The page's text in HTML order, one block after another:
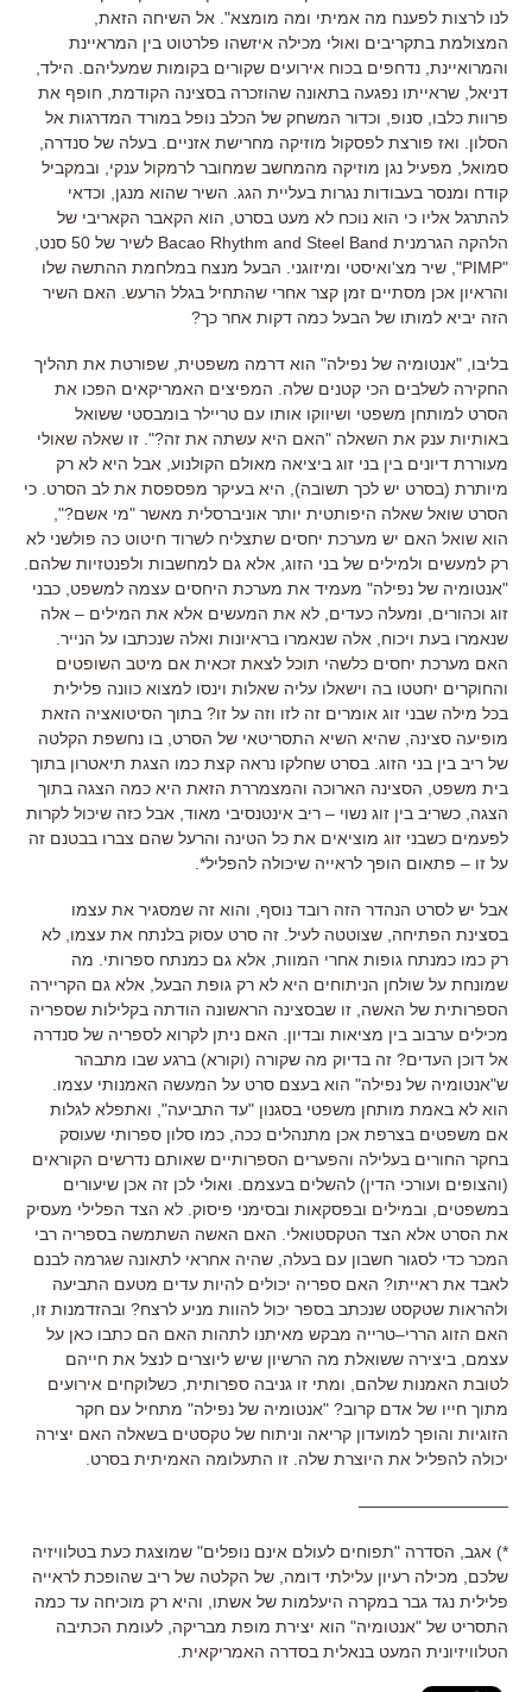
לנו לרצות לפענח מה אמיתי ומה מומצא". אל השיחה הזאת
המצולמת בתקריבים ואולי מכילה איזשהו פלרטוט בין המראיינת
והמרואיינת נדחפים בכוח אירועים שקורים בקומות שמעליהם הילד
דניאל שראייתו נפגעה בתאונה שהוזכרה בסצינה הקודמת חופף את
פרוות כלבו סנופ
וכדור המשחק של הכלב נופל במורד המדרגות אל
הסלון
ואז פורצת לפסקול מוזיקה מחרישת אזניים בעלה של סנדרה
סמואל מפעיל נגן מוזיקה מהמחשב שמחובר לרמקול ענקי
ובמקביל
קודח ומנסר בעבודות נגרות בעליית הגג השיר שהוא מנגן
וכדאי
להתרגל אליו כי הוא נוכח לא מעט בסרט
הוא הקאבר הקאריבי של
הלהקה הגרמנית Bacao Rhythm and Steel Band לשיר של 50 סנט
"PIMP",
שיר מצ'ואיסטי ומיזוגני
הבעל מנצח במלחמת ההתשה שלו
והראיון אכן מסתיים זמן קצר אחרי שהתחיל בגלל הרעש האם השיר
הזה יביא למותו של הבעל כמה דקות אחר כך?
בליבו , "אנטומיה של נפילה" הוא דרמה משפטית שפורטת את תהליך
החקירה לשלבים הכי קטנים שלה
המפיצים האמריקאים הפכו את
הסרט למותחן משפטי ושיווקו אותו עם טריילר בומבסטי ששואל
באותיות ענק את השאלה "האם היא עשתה את זה?". זו שאלה שאולי
מעוררת דיונים בין בני זוג ביציאה מאולם הקולנוע אבל היא לא רק
מיותרת (בסרט יש לכך תשובה), היא בעיקר מפספסת את לב הסרט כי
הסרט שואל שאלה היפותטית יותר אוניברסלית מאשר "מי אשם?",
הוא שואל האם יש מערכת יחסים שתצליח לשרוד חיטוט כה פולשני לא
רק למעשים ולמילים של בני הזוג אלא גם למחשבות ולפנטזיות שלהם
"אנטומיה של נפילה" מעמיד את מערכת היחסים עצמה למשפט כבני
זוג וכהורים, ומעלה כעדים, לא את המעשים אלא את המילים – אלה
שנאמרו בעת ויכוח, אלה שנאמרו בראיונות ואלה שנכתבו על הנייר
האם מערכת יחסים כלשהי תוכל לצאת זכאית אם מיטב השופטים
והחוקרים יחטטו בה וישאלו עליה שאלות וינסו למצוא כוונה פלילית
בכל מילה שבני זוג אומרים זה לזו וזה על זו? בתוך הסיטואציה הזאת
מופיעה סצינה שהיא השיא התסריטאי של הסרט בו נחשפת הקלטה
של ריב בין בני הזוג בסרט שחלקו נראה קצת כמו הצגת תיאטרון בתוך
בית משפט
הסצינה הארוכה והמצמררת הזאת היא כמה הצגה בתוך
הצגה כשריב בין זוג נשוי – ריב אינטנסיבי מאוד אבל כזה שיכול לקרות
לפעמים כשבני זוג מוציאים את כל הטינה והרעל שהם צברו בבטנם זה
על זו – פתאום הופך לראייה שיכולה להפליל*
אבל יש לסרט הנהדר הזה רובד נוסף
והוא זה שמסגיר את עצמו
בסצינת הפתיחה שצוטטה לעיל זה סרט עסוק בלנתח את עצמו לא
רק כמו כמנתח גופות אחרי המוות אלא גם כמנתח ספרותי
מה
שמונחת על שולחן הניתוחים היא לא רק גופת הבעל אלא גם הקריירה
הספרותית של האשה זו שבסצינה הראשונה הודתה בקלילות שספריה
מכילים ערבוב בין מציאות ובדיון
האם ניתן לקרוא לספריה של סנדרה
אל דוכן העדים? זה בדיוק מה שקורה (וקורא) ברגע שבו מתבהר
ש"אנטומיה של נפילה" הוא בעצם סרט על המעשה האמנותי עצמו
הוא לא באמת מותחן משפטי בסגנון "עד התביעה", ואתפלא לגלות
אם משפטים בצרפת אכן מתנהלים ככה, כמו סלון ספרותי שעוסק
בחקר החורים בעלילה והפערים הספרותיים שאותם נדרשים הקוראים
(והצופים ועורכי הדין) להשלים בעצמם. ואולי לכן זה אכן שיעורים
במשפטים, ובמילים ובפסקאות ובסימני פיסוק. לא הצד הפלילי מעסיק
את הסרט אלא הצד הטקסטואלי. האם האשה השתמשה בספריה רבי
המכר כדי לסגור חשבון עם בעלה שהיה אחראי לתאונה שגרמה לבנם
לאבד את ראייתו? האם ספריה יכולים להיות עדים מטעם התביעה
ולהראות שטקסט שנכתב בספר יכול להוות מניע לרצח? ובהזדמנות זו
האם הזוג הררי–טרייה מבקש מאיתנו לתהות האם הם כתבו כאן על
עצמם ביצירה ששואלת מה הרשיון שיש ליוצרים לנצל את חייהם
לטובת האמנות שלהם
ומתי זו גניבה ספרותית כשלוקחים אירועים
מתוך חייו של אדם קרוב? "אנטומיה של נפילה" מתחיל עם חקר
הזוגיות והופך למועדון קריאה וניתוח של טקסטים בשאלה האם יצירה
יכולה להפליל את היוצרת שלה זו התעלומה האמיתית בסרט
—————————
*) אגב הסדרה "תפוחים לעולם אינם נופלים" שמוצגת כעת בטלוויזיה
שלכם
מכילה רעיון עלילתי דומה , של הקלטה של ריב שהופכת לראייה
פלילית נגד גבר במקרה היעלמות של אשתו, והיא רק מוכיחה עד כמה
התסריט של "אנטומיה" הוא יצירת מופת מבריקה לעומת הכתיבה
הטלוויזיונית המעט בנאלית בסדרה האמריקאית